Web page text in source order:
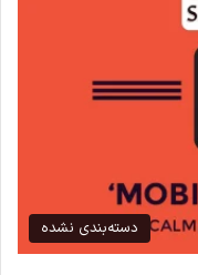
دسته‌بندی نشده